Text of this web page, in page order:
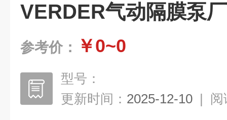
VERDER气动隔膜泵
参考价： ￥0~0
型号：
更新时间： 2025-12-10 | 阅